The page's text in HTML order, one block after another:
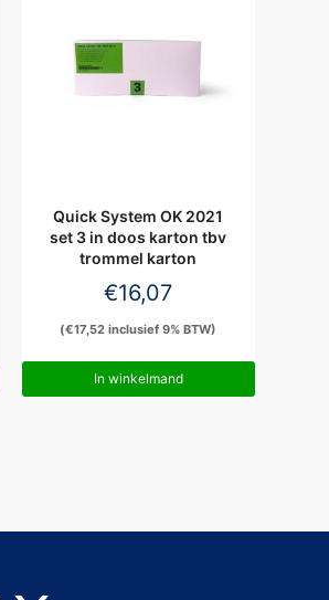
Quick System OK 2021
set 3 in doos karton tbv
trommel karton
€16,07
(€17,52 inclusief 9% BTW)
In winkelmand